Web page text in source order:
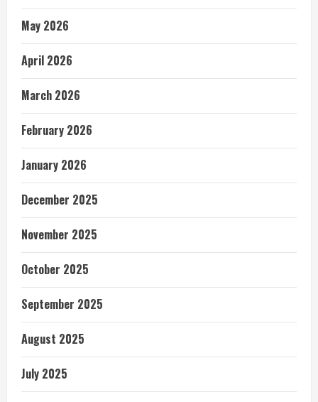
May 2026
April 2026
March 2026
February 2026
January 2026
December 2025
November 2025
October 2025
September 2025
August 2025
July 2025